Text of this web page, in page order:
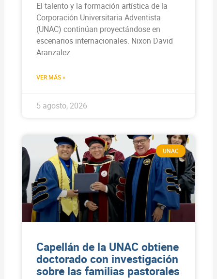
El talento y la formación artística de la
Corporación Universitaria Adventista
(UNAC) continúan proyectándose en
escenarios internacionales. Nixon David
Aranzalez
VER MÁS »
5 agosto, 2026
UNAC
Capellán de la UNAC obtiene
doctorado con investigación
sobre las familias pastorales